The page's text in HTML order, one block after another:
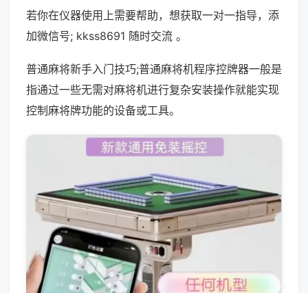
若你在仪器使用上需要帮助，想获取一对一指导，添
加微信号; kkss8691 随时交流 。
普通麻将新手入门技巧;普通麻将机程序控牌器一般是
指通过一些无需对麻将机进行复杂安装操作就能实现
控制麻将牌功能的设备或工具。